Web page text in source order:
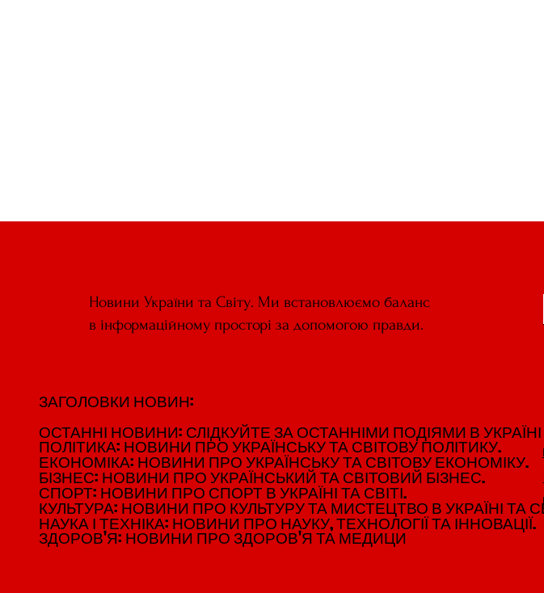
Новини України та Світу. Ми встановлюємо баланс
в інформаційному просторі за допомогою правди.
ЗАГОЛОВКИ НОВИН:
ОСТАННІ НОВИНИ: СЛІДКУЙТЕ ЗА ОСТАННІМИ ПОДІЯМИ В УКРАЇНІ
ПОЛІТИКА: НОВИНИ ПРО УКРАЇНСЬКУ ТА СВІТОВУ ПОЛІТИКУ.
ЕКОНОМІКА: НОВИНИ ПРО УКРАЇНСЬКУ ТА СВІТОВУ ЕКОНОМІКУ.
БІЗНЕС: НОВИНИ ПРО УКРАЇНСЬКИЙ ТА СВІТОВИЙ БІЗНЕС.
СПОРТ: НОВИНИ ПРО СПОРТ В УКРАЇНІ ТА СВІТІ.
КУЛЬТУРА: НОВИНИ ПРО КУЛЬТУРУ ТА МИСТЕЦТВО В УКРАЇНІ ТА
НАУКА І ТЕХНІКА: НОВИНИ ПРО НАУКУ, ТЕХНОЛОГІЇ ТА ІННОВАЦІЇ.
ЗДОРОВ'Я: НОВИНИ ПРО ЗДОРОВ'Я ТА МЕДИЦИ
ЗАГОЛОВКИ НОВИН:
ОСТАННІ НОВИНИ: СЛІДКУЙТЕ ЗА ОСТАННІМИ ПОДІЯМИ В УКРАЇНІ
ПОЛІТИКА: НОВИНИ ПРО УКРАЇНСЬКУ ТА СВІТОВУ ПОЛІТИКУ.
ЕКОНОМІКА: НОВИНИ ПРО УКРАЇНСЬКУ ТА СВІТОВУ ЕКОНОМІКУ.
БІЗНЕС: НОВИНИ ПРО УКРАЇНСЬКИЙ ТА СВІТОВИЙ БІЗНЕС.
СПОРТ: НОВИНИ ПРО СПОРТ В УКРАЇНІ ТА СВІТІ.
КУЛЬТУРА: НОВИНИ ПРО КУЛЬТУРУ ТА МИСТЕЦТВО В УКРАЇНІ ТА
НАУКА І ТЕХНІКА: НОВИНИ ПРО НАУКУ, ТЕХНОЛОГІЇ ТА ІННОВАЦІЇ.
ЗДОРОВ'Я: НОВИНИ ПРО ЗДОРОВ'Я ТА МЕДИЦИ